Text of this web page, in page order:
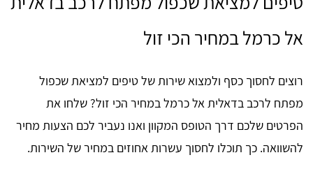
אל כרמל במחיר הכי זול
רוצים לחסוך כסף ולמצוא שירות של טיפים למציאת שכפול
מפתח לרכב בדאלית אל כרמל במחיר הכי זול? שלחו את
הפרטים שלכם דרך הטופס המקוון ואנו נעביר לכם הצעות מחיר
להשוואה. כך תוכלו לחסוך עשרות אחוזים במחיר של השירות.